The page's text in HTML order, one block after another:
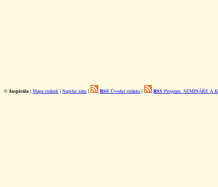
© Inspirála | Mapa stránek | Napište nám | RSS Úvodní stránka| RSS Program: SEMINÁŘE A